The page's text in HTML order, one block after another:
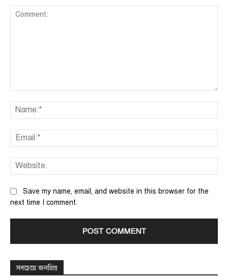
Save my name, email, and website in this browser for the
next time I comment.
সবচেয়ে জনপ্রিয়